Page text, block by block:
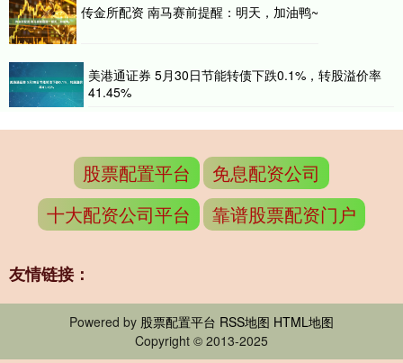
传金所配资 南马赛前提醒：明天，加油鸭~
美港通证券 5月30日节能转债下跌0.1%，转股溢价率
41.45%
股票配置平台
免息配资公司
十大配资公司平台
靠谱股票配资门户
友情链接：
Powered by 股票配置平台 RSS地图 HTML地图
Copyright © 2013-2025